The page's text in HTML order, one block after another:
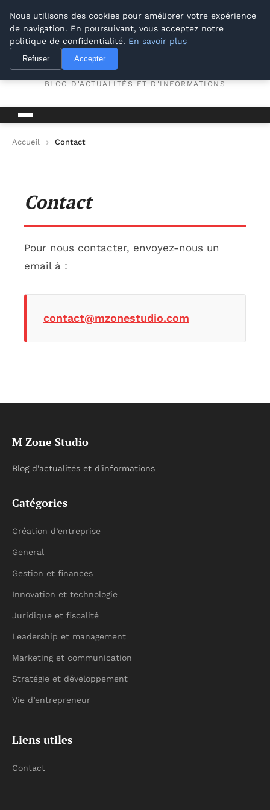
M Zone Studio
M Zone Studio
BLOG D'ACTUALITÉS ET D'INFORMATIONS
Accueil Contact
Contact
Pour nous contacter, envoyez-nous un
email à :
contact@mzonestudio.com
M Zone Studio
Blog d'actualités et d'informations
Catégories
Création d’entreprise
General
Gestion et finances
Innovation et technologie
Juridique et fiscalité
Leadership et management
Marketing et communication
Stratégie et développement
Vie d’entrepreneur
Liens utiles
Contact
Nous utilisons des cookies pour améliorer votre expérience
de navigation. En poursuivant, vous acceptez notre
politique de confidentialité. En savoir plus
Refuser Accepter